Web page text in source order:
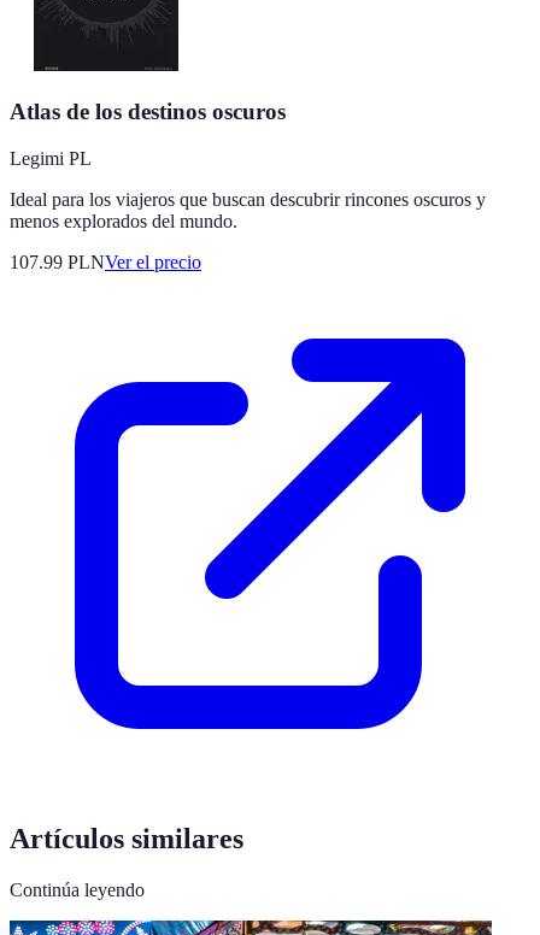
Atlas de los destinos oscuros
Legimi PL
Ideal para los viajeros que buscan descubrir rincones oscuros y
menos explorados del mundo.
107.99 PLNVer el precio
Artículos similares
Continúa leyendo